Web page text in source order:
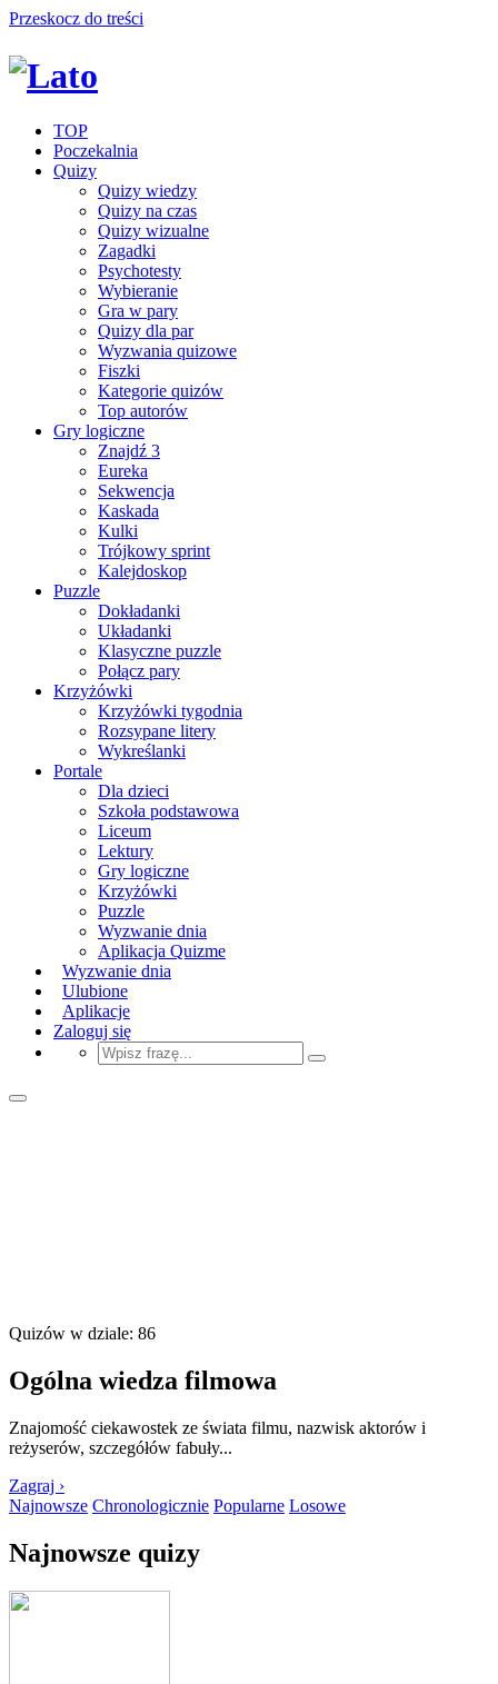
Przeskocz do treści
TOP
Poczekalnia
Quizy
Quizy wiedzy
Quizy na czas
Quizy wizualne
Zagadki
Psychotesty
Wybieranie
Gra w pary
Quizy dla par
Wyzwania quizowe
Fiszki
Kategorie quizów
Top autorów
Gry logiczne
Znajdź 3
Eureka
Sekwencja
Kaskada
Kulki
Trójkowy sprint
Kalejdoskop
Puzzle
Dokładanki
Układanki
Klasyczne puzzle
Połącz pary
Krzyżówki
Krzyżówki tygodnia
Rozsypane litery
Wykreślanki
Portale
Dla dzieci
Szkoła podstawowa
Liceum
Lektury
Gry logiczne
Krzyżówki
Puzzle
Wyzwanie dnia
Aplikacja Quizme
Wyzwanie dnia
Ulubione
Aplikacje
Zaloguj się
Quizów w dziale: 86
Ogólna wiedza filmowa
Znajomość ciekawostek ze świata filmu, nazwisk aktorów i
reżyserów, szczegółów fabuły...
Zagraj ›
Najnowsze Chronologicznie Popularne Losowe
Najnowsze quizy